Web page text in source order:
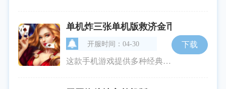
单机炸三张单机版救济金币
开服时间：04-30
这款手机游戏提供多种经典游戏，包括红黑大战跑得快十三水等。而单机炸三张则是其中的核心娱乐项目。在玩家将使用虚拟金币进行金币。游戏非常简单直观，只需要掌握基本的规则即可开始挑战。玩家可以选择不同难度的对手进行游戏，以此提高自己的牌技。在每局游戏结束时，玩家可以赢得或失去游戏币，根据自己的策略决定上下游戏币的数量。游戏特色1.无需联网：单机玩法允许玩家摆脱网络限制，随时随地畅享游戏，无论是地铁还是飞机上，都可以沉浸在炸三张的世界中。2.救济金币系统：贴心的金币救济系统为玩家提供落
下载